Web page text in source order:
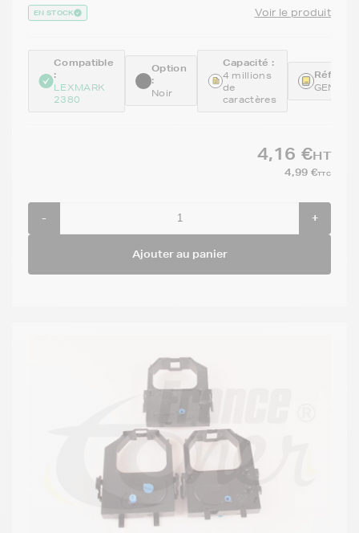
EN STOCK Voir le produit
Compatible
:
LEXMARK
2380
Option
:
Noir
Capacité :
4 millions
de
caractères
4,16 €HT
4,99 €TTC
- +
Ajouter au panier